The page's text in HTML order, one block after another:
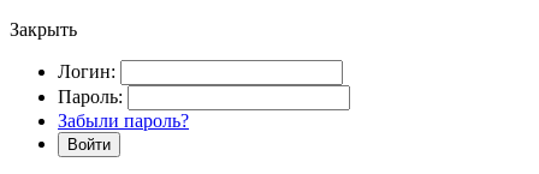
Закрыть
Логин:
Пароль:
Забыли пароль?
Войти